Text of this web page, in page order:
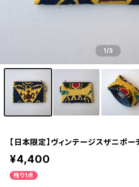
1/3
【日本限定】ヴィンテージスザニポー
¥4,400
残り1点